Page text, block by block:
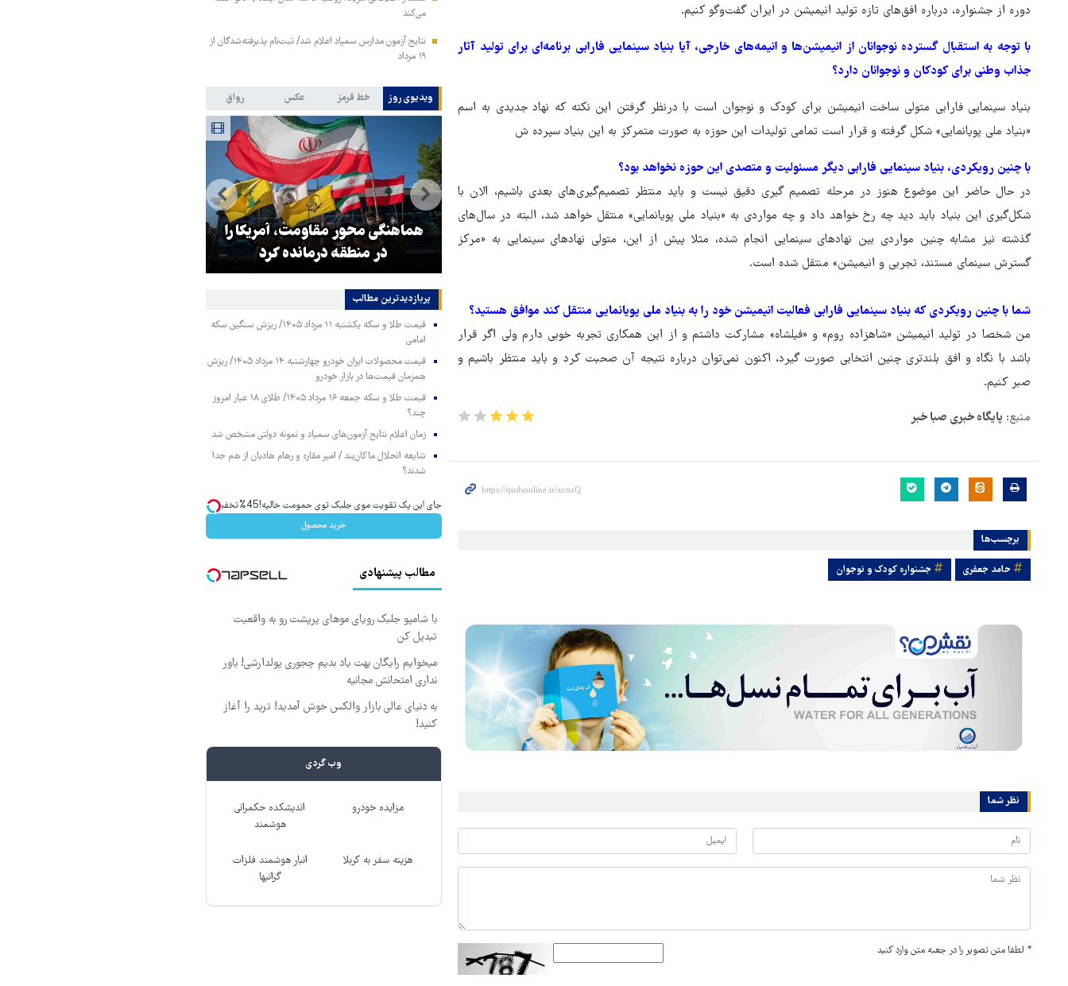
دوره از جشنواره، درباره افق‌های تازه تولید انیمیشن در ایران گفت‌وگو کنیم.
با توجه به استقبال گسترده نوجوانان از انیمیشن‌ها و انیمه‌های خارجی، آیا بنیاد سینمایی فارابی برنامه‌ای برای تولید آثار
جذاب وطنی برای کودکان و نوجوانان دارد؟
بنیاد سینمایی فارابی متولی ساخت انیمیشن برای کودک و نوجوان است با درنظر گرفتن این نکته که نهاد جدیدی به اسم
«بنیاد ملی پویانمایی» شکل گرفته و قرار است تمامی تولیدات این حوزه به صورت متمرکز به این بنیاد سپرده ش
با چنین رویکردی، بنیاد سینمایی فارابی دیگر مسئولیت و متصدی این حوزه نخواهد بود؟
در حال حاضر این موضوع هنوز در مرحله تصمیم گیری دقیق نیست و باید منتظر تصمیم‌گیری‌های بعدی باشیم، الان با
شکل‌گیری این بنیاد باید دید چه رخ خواهد داد و چه مواردی به «بنیاد ملی پویانمایی» منتقل خواهد شد، البته در سال‌های
گذشته نیز مشابه چنین مواردی بین نهادهای سینمایی انجام شده، مثلا پیش از این، متولی نهادهای سینمایی به «مرکز
گسترش سینمای مستند، تجربی و انیمیشن» منتقل شده است.
شما با چنین رویکردی که بنیاد سینمایی فارابی فعالیت انیمیشن خود را به بنیاد ملی پویانمایی منتقل کند موافق هستید؟
من شخصا در تولید انیمیشن «شاهزاده روم» و «فیلشاه» مشارکت داشتم و از این همکاری تجربه خوبی دارم ولی اگر قرار
باشد با نگاه و افق بلندتری چنین انتخابی صورت گیرد، اکنون نمی‌توان درباره نتیجه آن صحبت کرد و باید منتظر باشیم و
صبر کنیم.
منبع: پایگاه خبری صبا خبر
برچسب‌ها
حامد جعفری جشنواره کودک و نوجوان
نظر شما
* لطفا متن تصویر را در جعبه متن وارد کنید
می‌کند
نتایج آزمون مدارس سمپاد اعلام شد/ ثبت‌نام پذیرفته‌شدگان از
۱۹ مرداد
ویدیوی روز خط قرمز عکس رواق
مقاومت، آمریکا را
درمانده کرد
ترامپ نماد فساد، اقتدارگرایی و
جنگ‌طلبی است!
۳ میلیون زائر اربعین به کشور
هماهنگی محور مقاومت، آمریکا را
در منطقه درمانده کرد
پربازدیدترین‌ مطالب
قیمت طلا و سکه یکشنبه ۱۱ مرداد ۱۴۰۵/ ریزش سنگین سکه
امامی
قیمت محصولات ایران خودرو چهارشنبه ۱۴ مرداد ۱۴۰۵/ ریزش
همزمان قیمت‌ها در بازار خودرو
قیمت طلا و سکه جمعه ۱۶ مرداد ۱۴۰۵/ طلای ۱۸ عیار امروز
چند؟
زمان اعلام نتایج آزمون‌های سمپاد و نمونه دولتی مشخص شد
شایعه انحلال ماکان‌بند / امیر مقاره و رهام هادیان از هم جدا
شدند؟
جای این پک تقویت موی جلبک توی حمومت خالیه!45%تخفیف
خرید محصول
مطالب پیشنهادی
با شامپو جلبک رویای موهای پرپشت رو به واقعیت
تبدیل کن
میخوایم رایگان بهت یاد بدیم چجوری پولدارشی! باور
نداری امتحانش مجانیه
به دنیای عالی بازار والکس خوش آمدید! ترید را آغاز
کنید!
وب گردی
مزایده خودرو
اندیشکده حکمرانی
هوشمند
هزینه سفر به کربلا
انبار هوشمند فلزات
گرانبها